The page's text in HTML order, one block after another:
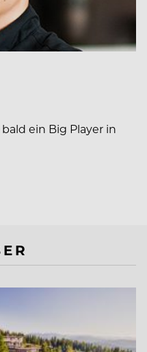
ein Big Player in